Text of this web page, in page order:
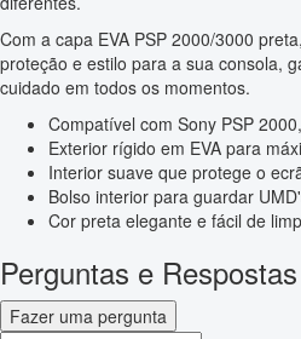
Com a capa EVA PSP 2000/3000
proteção e estilo para a sua consola,
cuidado em todos os momentos.
Compatível com Sony PSP
Exterior rígido em EVA para
Interior suave que protege o
Bolso interior para guardar
Cor preta elegante e fácil de
Perguntas e
Fazer uma pergunta